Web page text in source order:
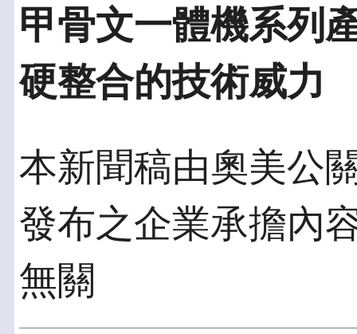
甲骨文一體機系列
硬整合的技術威力
本新聞稿由奧美公
發布之企業承擔內
無關